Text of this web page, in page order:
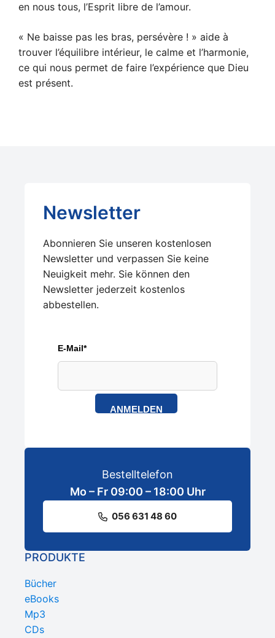
en nous tous, l’Esprit libre de l’amour.
« Ne baisse pas les bras, persévère ! » aide à
trouver l’équilibre intérieur, le calme et l’harmonie,
ce qui nous permet de faire l’expérience que Dieu
est présent.
Newsletter
Abonnieren Sie unseren kostenlosen
Newsletter und verpassen Sie keine
Neuigkeit mehr. Sie können den
Newsletter jederzeit kostenlos
abbestellen.
E-Mail*
ANMELDEN
Bestelltelefon
Mo – Fr 09:00 – 18:00 Uhr
056 631 48 60
PRODUKTE
Bücher
eBooks
Mp3
CDs